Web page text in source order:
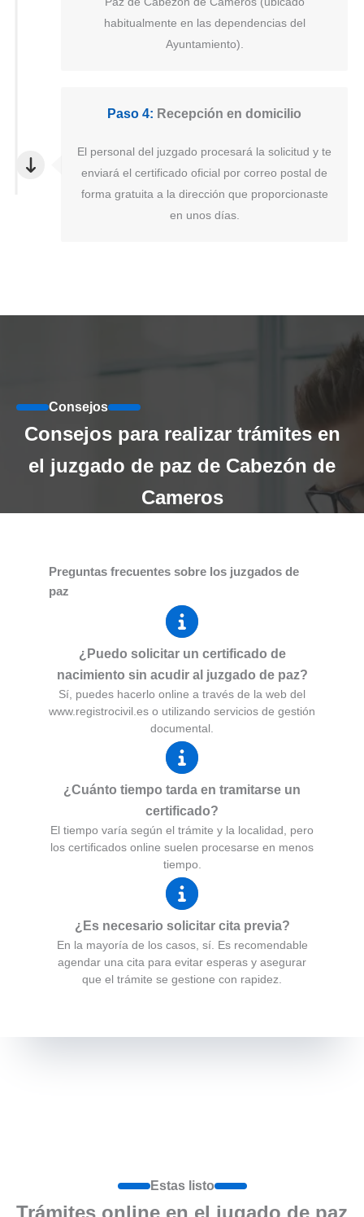
habitualmente en las dependencias del
Ayuntamiento).
Paso 4: Recepción en domicilio
El personal del juzgado procesará la solicitud y te
enviará el certificado oficial por correo postal de
forma gratuita a la dirección que proporcionaste
en unos días.
Consejos
Consejos para realizar trámites en
el juzgado de paz de Cabezón de
Cameros
Preguntas frecuentes sobre los juzgados de
paz
¿Puedo solicitar un certificado de
nacimiento sin acudir al juzgado de paz?
Sí, puedes hacerlo online a través de la web del
www.registrocivil.es o utilizando servicios de gestión
documental.
¿Cuánto tiempo tarda en tramitarse un
certificado?
El tiempo varía según el trámite y la localidad, pero
los certificados online suelen procesarse en menos
tiempo.
¿Es necesario solicitar cita previa?
En la mayoría de los casos, sí. Es recomendable
agendar una cita para evitar esperas y asegurar
que el trámite se gestione con rapidez.
Estas listo